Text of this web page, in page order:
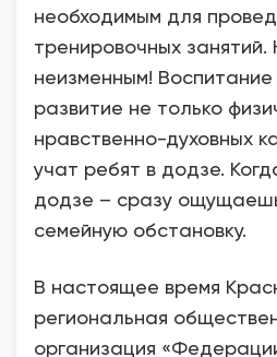
необходимым для
тренировочных
неизменным!
развитие не только
нравственно-духовных
учат ребят в додзе.
додзе – сразу
семейную обстановку.
В настоящее время
региональная
организация